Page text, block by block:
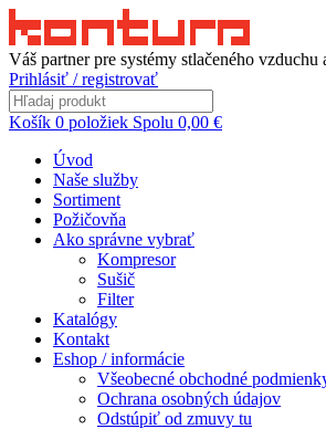
Váš partner pre systémy stlačeného vzduchu
Prihlásiť / registrovať
Košík 0 položiek Spolu 0,00 €
Úvod
Naše služby
Sortiment
Požičovňa
Ako správne vybrať
Kompresor
Sušič
Filter
Katalógy
Kontakt
Eshop / informácie
Všeobecné obchodné
Ochrana osobných údajov
Odstúpiť od zmuvy tu